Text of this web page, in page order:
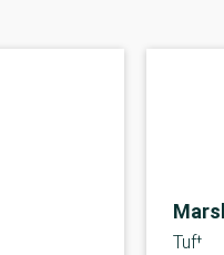
Tufton